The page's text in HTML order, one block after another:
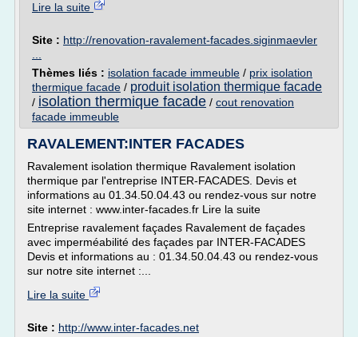
Lire la suite
Site : http://renovation-ravalement-facades.siginmaevler
Thèmes liés : isolation facade immeuble / prix isolation
thermique facade / produit isolation thermique facade
/ isolation thermique facade / cout renovation
facade immeuble
RAVALEMENT:INTER FACADES
Ravalement isolation thermique Ravalement isolation
thermique par l'entreprise INTER-FACADES. Devis et
informations au 01.34.50.04.43 ou rendez-vous sur notre
site internet : www.inter-facades.fr Lire la suite
Entreprise ravalement façades Ravalement de façades
avec imperméabilité des façades par INTER-FACADES
Devis et informations au : 01.34.50.04.43 ou rendez-vous
sur notre site internet :...
Lire la suite
Site : http://www.inter-facades.net